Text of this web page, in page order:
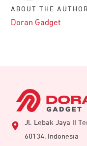
ABOUT THE AUTHOR
Doran Gadget
Jl. Lebak Jaya II
60134, Indonesia